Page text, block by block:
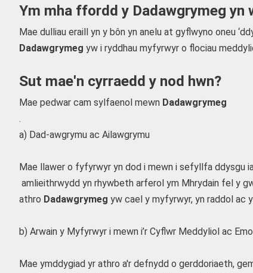
Ym mha ffordd y Dadawgrymeg
Mae dulliau eraill yn y bôn yn anelu at gyflwyno oneu
Dadawgrymeg yw i ryddhau myfyrwyr o flociau
Sut mae'n cyrraedd y nod hwn?
Mae pedwar cam sylfaenol mewn Dadawgrymeg
.
a) Dad-awgrymu ac Ailawgrymu
Mae llawer o fyfyrwyr yn dod i mewn i sefyllfa ddysgu
amlieithrwydd yn rhywbeth arferol ym Mhrydain fel y
athro Dadawgrymeg yw cael y myfyrwyr, yn raddol ac
b) Arwain y Myfyrwyr i mewn i’r Cyflwr Meddyliol ac
Mae ymddygiad yr athro a'r defnydd o gerddoriaeth,